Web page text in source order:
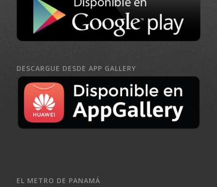
DESCARGUE DESDE APP GALLERY
EL METRO DE PANAMÁ